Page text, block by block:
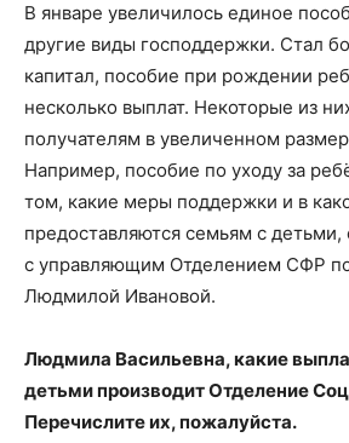
В январе увеличилось единое
другие виды господдержки. Стал
капитал, пособие при рождении
несколько выплат. Некоторые из
получателям в увеличенном
Например, пособие по уходу за
том, какие меры поддержки и в
предоставляются семьям с детьми,
с управляющим Отделением СФР
Людмилой Ивановой.
Людмила Васильевна, какие
детьми производит Отделение
Перечислите их, пожалуйста.